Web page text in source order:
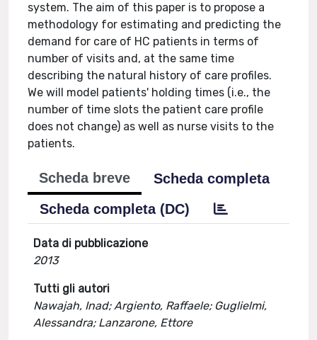
system. The aim of this paper is to propose a
methodology for estimating and predicting the
demand for care of HC patients in terms of
number of visits and, at the same time
describing the natural history of care profiles.
We will model patients' holding times (i.e., the
number of time slots the patient care profile
does not change) as well as nurse visits to the
patients.
Scheda breve
Scheda completa
Scheda completa (DC)
Data di pubblicazione
2013
Tutti gli autori
Nawajah, Inad; Argiento, Raffaele; Guglielmi,
Alessandra; Lanzarone, Ettore